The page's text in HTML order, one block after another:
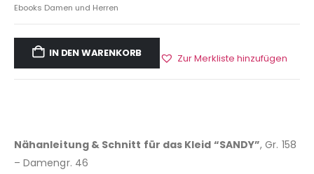
Ebooks Damen und Herren
IN DEN WARENKORB Zur Merkliste hinzufügen
Nähanleitung & Schnitt für das Kleid “SANDY”, Gr. 158
– Damengr. 46